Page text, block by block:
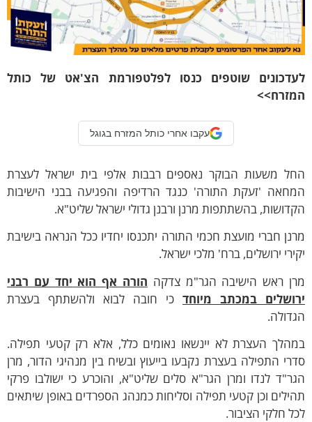
שוטפים כנסו לפלטפורמת הצ'אט של כותל
עקבו אחרי כותל המזרח בגוגל
משעות הבוקר נאספים רבבות אלפי בית ישראל לעצרת
'זעקת התורה' כנגד הרדיפה והפגיעה בבני הישיבות
בהשתתפות מרנן ורבנן גדולי ישראל שליט"א.
חברי מועצת חכמי התורה יתכנסו יחדיו ככל הנראה בישיבת
ירושלים, ברח' מלכי ישראל.
ראש הישיבה הגר"מ צדקההורה אף הוא יחד עם רבני
במכתב מיוחדכי חובה לבוא ולהשתתף בעצרת
העצרת לא יינשאו נאומים כלל, אלא רק קטעי תפילה.
התפילה בעצרת נקבעו בייעוץ ובשיח בין מנהיגי הדור, מרן
לנדו ומרן הגר"א סלים שליט"א, והוכרע כי ישולבו פרקי
וכן קטעי תפילה וסליחות כמנהג הספרדים באופן שיתאים
חלקי הציבור.